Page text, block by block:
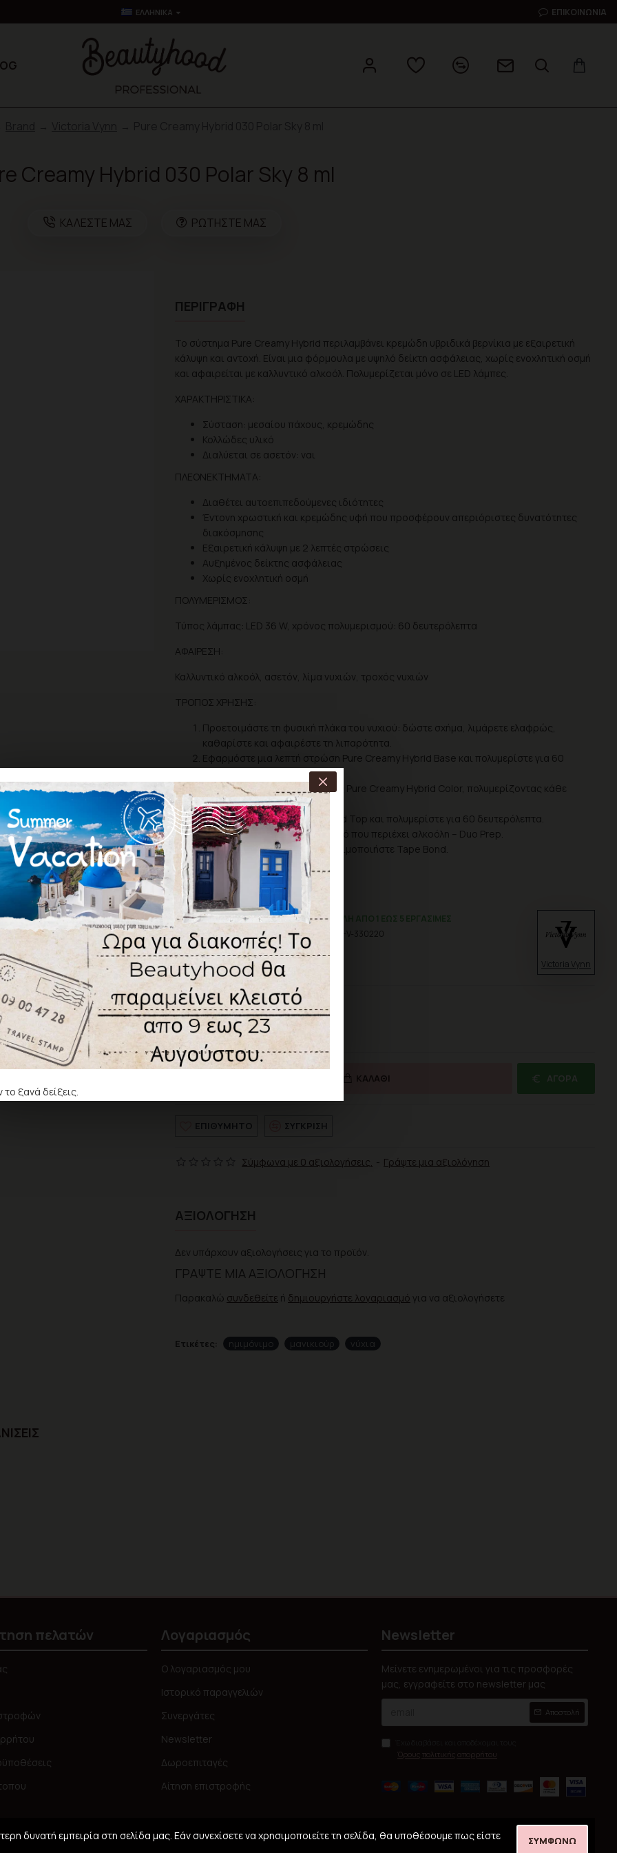
ξανά δείξεις.
ΕΛΛΗΝΙΚΆ ΕΠΙΚΟΙΝΩΝΊΑ
Creamy Hybrid 030 Polar Sky 8 ml
ΚΑΛΈΣΤΕ ΜΑΣ ΡΩΤΉΣΤΕ ΜΑΣ
ΠΕΡΙΓΡΑΦΉ
Το σύστημα Pure Creamy Hybrid περιλαμβάνει κρεμώδη υβριδικά βερνίκια με εξαιρετική
κάλυψη και αντοχή. Είναι μια φόρμουλα με υψηλό δείκτη ασφάλειας, χωρίς ενοχλητική οσμή
και αφαιρείται με καλλυντικό αλκοόλ. Πολυμερίζεται μόνο σε LED λάμπες.
ΧΑΡΑΚΤΗΡΙΣΤΙΚΑ:
Σύσταση: μεσαίου πάχους, κρεμώδης
Κολλώδες υλικό
Διαλύεται σε ασετόν: ναι
ΠΛΕΟΝΕΚΤΗΜΑΤΑ:
Διαθέτει αυτοεπιπεδούμενες ιδιότητες
Έντονη χρωστική και κρεμώδης υφή που προσφέρουν απεριόριστες δυνατότητες
διακόσμησης
Εξαιρετική κάλυψη με 2 λεπτές στρώσεις
Αυξημένος δείκτης ασφάλειας
Χωρίς ενοχλητική οσμή
ΠΟΛΥΜΕΡΙΣΜΟΣ:
Τύπος λάμπας: LED 36 W, χρόνος πολυμερισμού: 60 δευτερόλεπτα
ΑΦΑΙΡΕΣΗ:
Καλλυντικό αλκοόλ, ασετόν, λίμα νυχιών, τροχός νυχιών
ΤΡΟΠΟΣ ΧΡΗΣΗΣ:
Προετοιμάστε τη φυσική πλάκα του νυχιού: δώστε σχήμα, λιμάρετε ελαφρώς,
καθαρίστε και αφαιρέστε τη λιπαρότητα.
Εφαρμόστε μια λεπτή στρώση Pure Creamy Hybrid Base και πολυμερίστε για 60
Εφαρμόστε 2 λεπτές στρώσεις Pure Creamy Hybrid Color, πολυμερίζοντας κάθε
στρώση για 60 δευτερόλεπτα.
Εφαρμόστε Pure Creamy Hybrid Top και πολυμερίστε για 60 δευτερόλεπτα.
Σκουπίστε το μανικιούρ με υγρό που περιέχει αλκοόλη – Duo Prep.
Για μεγαλύτερη διάρκεια, χρησιμοποιήστε Tape Bond.
Σύμφωνα με 0 αξιολογήσεις. - Γράψτε μια αξιολόγηση
8,99€
Χωρίς ΦΠΑ: 7,25€
ΑΠΟΣΤΟΛΉ ΑΠΌ 1 ΈΩΣ 5 ΕΡΓΆΣΙΜΕΣ
Κωδικός:
BH-V-330220
Victoria Vynn
Χρώμα
ΚΑΛΆΘΙ ΑΓΟΡΆ
ΕΠΙΘΥΜΗΤΌ ΣΎΓΚΡΙΣΗ
ΑΞΙΟΛΌΓΗΣΗ
Δεν υπάρχουν αξιολογήσεις για το προϊόν.
ΓΡΆΨΤΕ ΜΙΑ ΑΞΙΟΛΌΓΗΣΗ
Παρακαλώ συνδεθείτε ή δημιουργήστε λογαριασμό για να αξιολογήσετε
Ετικέτες: ημιμόνιμο μανικιούρ νύχια
πελατών Λογαριασμός
Ο λογαριασμός μου
Ιστορικό παραγγελιών
Συνεργάτες
Newsletter
Δωροεπιταγές
Αίτηση επιστροφής
Newsletter
Μείνετε ενημερωμένοι για τις προσφορές
μας, εγγραφείτε στο newsletter μας
Αποστολή
Όρους πολιτικής απορρήτου
ΣΥΜΦΩΝΏ
δυνατή εμπειρία στη σελίδα μας. Εάν συνεχίσετε να χρησιμοποιείτε τη σελίδα, θα υποθέσουμε πως είστε